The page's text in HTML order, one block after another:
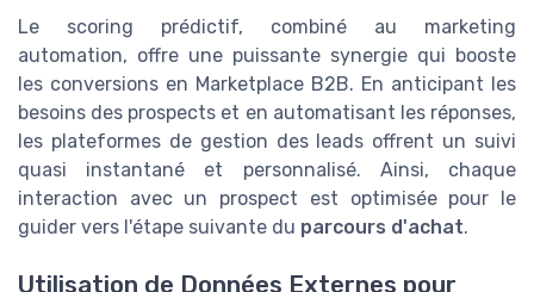
Le scoring prédictif, combiné au marketing
automation, offre une puissante synergie qui booste
les conversions en Marketplace B2B. En anticipant les
besoins des prospects et en automatisant les réponses,
les plateformes de gestion des leads offrent un suivi
quasi instantané et personnalisé. Ainsi, chaque
interaction avec un prospect est optimisée pour le
guider vers l'étape suivante du parcours d'achat.
Utilisation de Données Externes pour